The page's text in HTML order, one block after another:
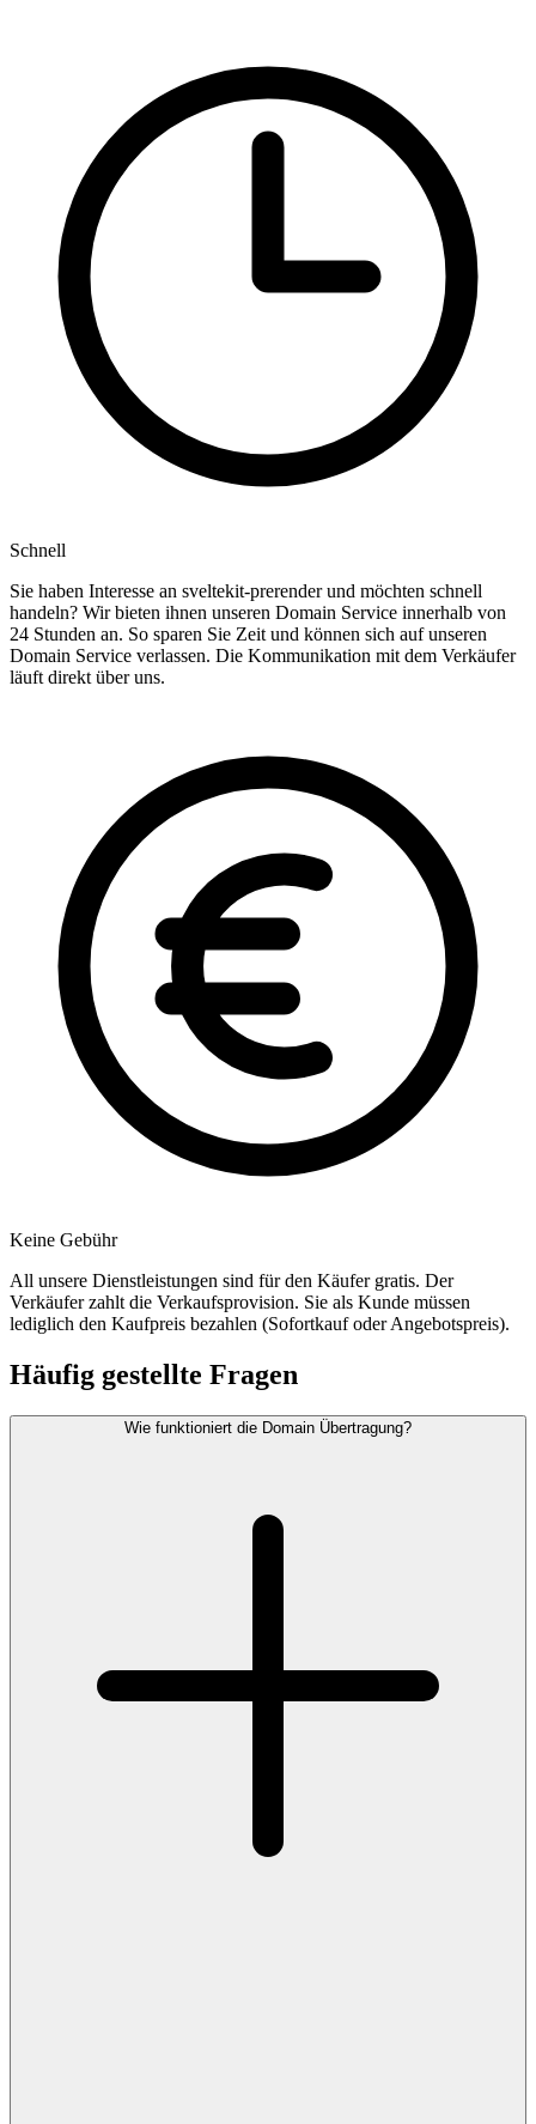
Schnell
Sie haben Interesse an sveltekit-prerender und möchten schnell
handeln? Wir bieten ihnen unseren Domain Service innerhalb von
24 Stunden an. So sparen Sie Zeit und können sich auf unseren
Domain Service verlassen. Die Kommunikation mit dem Verkäufer
läuft direkt über uns.
Keine Gebühr
All unsere Dienstleistungen sind für den Käufer gratis. Der
Verkäufer zahlt die Verkaufsprovision. Sie als Kunde müssen
lediglich den Kaufpreis bezahlen (Sofortkauf oder Angebotspreis).
Häufig gestellte Fragen
Wie funktioniert die Domain Übertragung?